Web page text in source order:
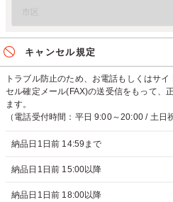
キャンセル規定
トラブル防止のため、お電話もしくはサ
セル確定メール(FAX)の送受信をもって、
ます。
（電話受付時間：平日 9:00～20:00 / 土日
納品日1日前 14:59まで
納品日1日前 15:00以降
納品日1日前 18:00以降